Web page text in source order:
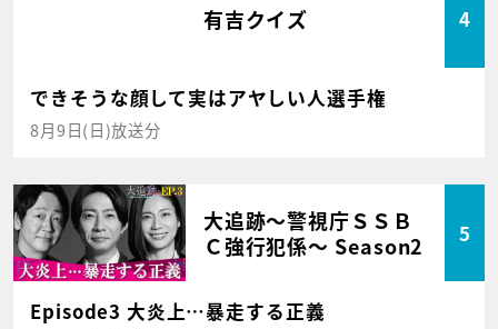
有吉クイズ 4
できそうな顔して実はアヤしい人選手権
8月9日(日)放送分
大追跡～警視庁ＳＳＢ
Ｃ強行犯係～ Season2
5
Episode3 大炎上…暴走する正義